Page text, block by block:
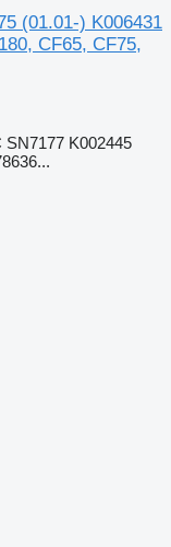
(01.01-) K006431
CF65, CF75,
SN7177 K002445